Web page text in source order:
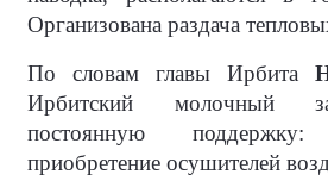
Организована раздача
По словам главы Ирбита
Ирбитский молочный
постоянную
приобретение осушителей